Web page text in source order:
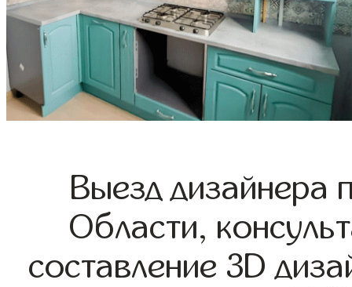
Выезд дизайнера
Области,
составление 3D